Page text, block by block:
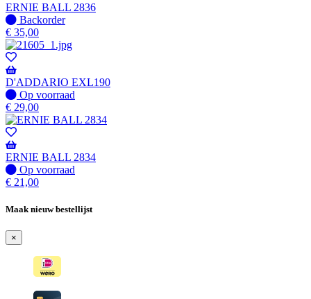
ERNIE BALL 2836
Niet
op
voorraad
-
Wordt
verzonden
wanneer
beschikbaar
Backorder
€ 35,00
D'ADDARIO EXL190
Op
voorraad
Op voorraad
€ 29,00
ERNIE BALL 2834
Op
voorraad
Op voorraad
€ 21,00
Maak nieuw bestellijst
×